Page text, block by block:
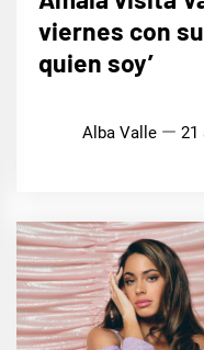
viernes con
quien soy’
Alba Valle 21